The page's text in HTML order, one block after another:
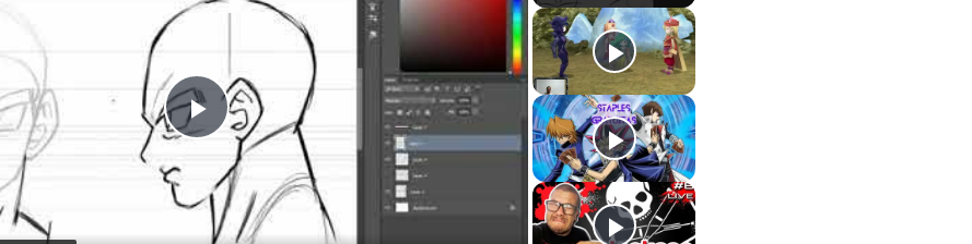
Play
Video